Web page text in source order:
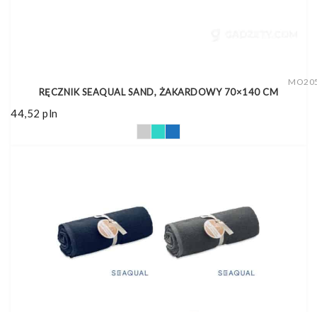
RĘCZNIK SEAQUAL SAND, ŻAKARDOWY 70×140 CM
44,52 pln